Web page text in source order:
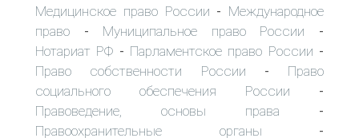
Медицинское право России - Международное
право - Муниципальное право России -
Нотариат РФ - Парламентское право России -
Право собственности России - Право
социального обеспечения России -
Правоведение, основы права -
Правоохранительные органы -